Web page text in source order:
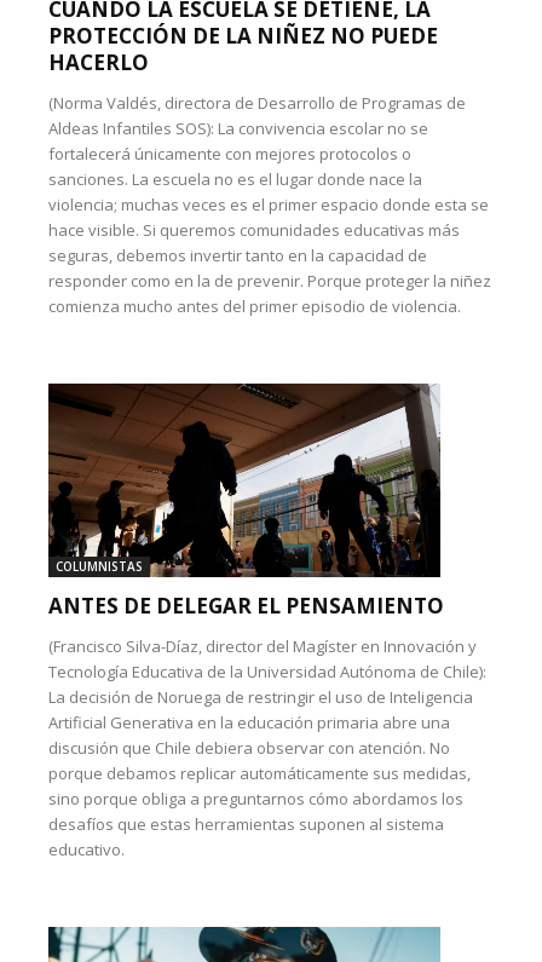
CUANDO LA ESCUELA SE DETIENE, LA
PROTECCIÓN DE LA NIÑEZ NO PUEDE
HACERLO
(Norma Valdés, directora de Desarrollo de Programas de
Aldeas Infantiles SOS): La convivencia escolar no se
fortalecerá únicamente con mejores protocolos o
sanciones. La escuela no es el lugar donde nace la
violencia; muchas veces es el primer espacio donde esta se
hace visible. Si queremos comunidades educativas más
seguras, debemos invertir tanto en la capacidad de
responder como en la de prevenir. Porque proteger la niñez
comienza mucho antes del primer episodio de violencia.
COLUMNISTAS
ANTES DE DELEGAR EL PENSAMIENTO
(Francisco Silva-Díaz, director del Magíster en Innovación y
Tecnología Educativa de la Universidad Autónoma de Chile):
La decisión de Noruega de restringir el uso de Inteligencia
Artificial Generativa en la educación primaria abre una
discusión que Chile debiera observar con atención. No
porque debamos replicar automáticamente sus medidas,
sino porque obliga a preguntarnos cómo abordamos los
desafíos que estas herramientas suponen al sistema
educativo.